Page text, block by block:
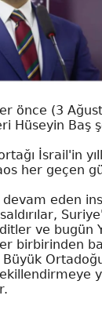
önce (3
Hüseyin Baş
İsrail'in
her geçen
eden
ve bugün
birbirinden
Büyük